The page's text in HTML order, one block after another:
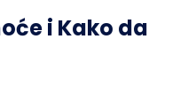
i Kako da